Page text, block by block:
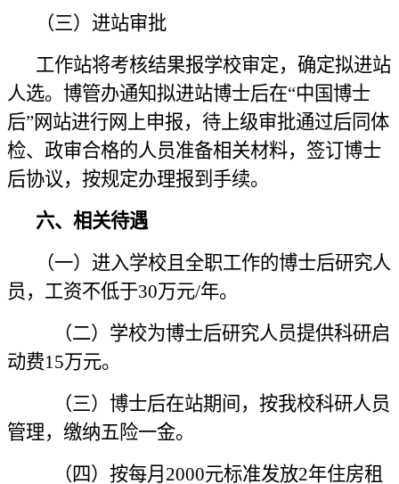
（三）进站审批
工作站将考核结果报学校审定，确定拟进站
人选。博管办通知拟进站博士后在“中国博士
后”网站进行网上申报，待上级审批通过后同体
检、政审合格的人员准备相关材料，签订博士
后协议，按规定办理报到手续。
六、相关待遇
（一）进入学校且全职工作的博士后研究人
员，工资不低于30万元/年。
（二）学校为博士后研究人员提供科研启
动费15万元。
（三）博士后在站期间，按我校科研人员
管理，缴纳五险一金。
（四）按每月 2000元标准发放2年住房租